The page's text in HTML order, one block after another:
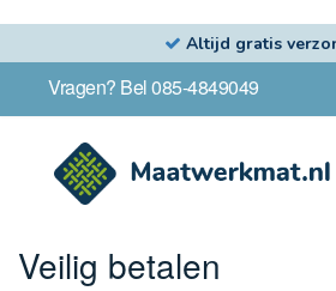
Altijd gratis
Vragen? Bel 085-4849049
Veilig betalen